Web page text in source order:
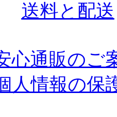
送料と配送
心通販のご
人情報の保